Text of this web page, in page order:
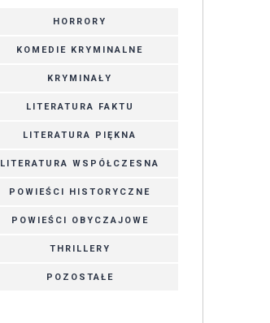
HORRORY
KOMEDIE KRYMINALNE
KRYMINAŁY
LITERATURA FAKTU
LITERATURA PIĘKNA
LITERATURA WSPÓŁCZESNA
POWIEŚCI HISTORYCZNE
POWIEŚCI OBYCZAJOWE
THRILLERY
POZOSTAŁE